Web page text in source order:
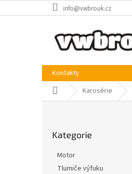
na
info@vwbrouk.cz
Kontakty
Domů Karosérie
kategorie
Kategorie
Motor
Tlumiče výfuku